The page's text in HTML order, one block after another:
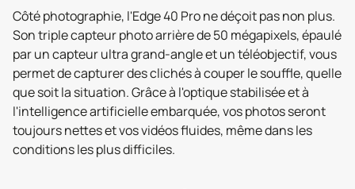
Côté photographie, l'Edge 40 Pro ne déçoit pas non plus.
Son triple capteur photo arrière de 50 mégapixels, épaulé
par un capteur ultra grand-angle et un téléobjectif, vous
permet de capturer des clichés à couper le souffle, quelle
que soit la situation. Grâce à l'optique stabilisée et à
l'intelligence artificielle embarquée, vos photos seront
toujours nettes et vos vidéos fluides, même dans les
conditions les plus difficiles.